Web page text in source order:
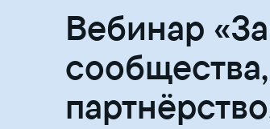
Вебинар
сообщества,